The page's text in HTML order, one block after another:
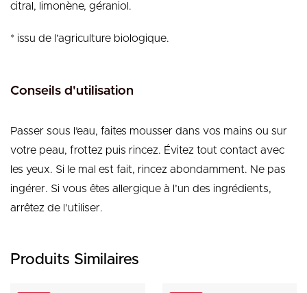
citral, limonène, géraniol.
* issu de l’agriculture biologique.
Conseils d'utilisation
Passer sous l’eau, faites mousser dans vos mains ou sur
votre peau, frottez puis rincez. Évitez tout contact avec
les yeux. Si le mal est fait, rincez abondamment. Ne pas
ingérer. Si vous êtes allergique à l’un des ingrédients,
arrêtez de l’utiliser.
Produits Similaires